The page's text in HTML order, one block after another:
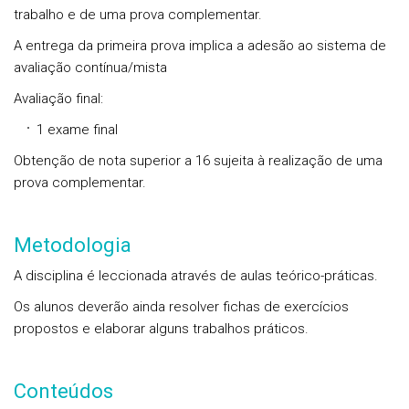
trabalho e de uma prova complementar.
A entrega da primeira prova implica a adesão ao sistema de
avaliação contínua/mista
Avaliação final:
1 exame final
Obtenção de nota superior a 16 sujeita à realização de uma
prova complementar.
Metodologia
A disciplina é leccionada através de aulas teórico-práticas.
Os alunos deverão ainda resolver fichas de exercícios
propostos e elaborar alguns trabalhos práticos.
Conteúdos